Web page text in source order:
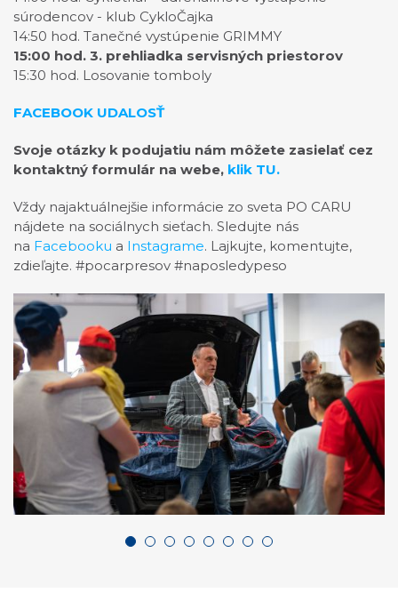
súrodencov - klub CykloČajka
14:50 hod. Tanečné vystúpenie GRIMMY
15:00 hod. 3. prehliadka servisných priestorov
15:30 hod. Losovanie tomboly
FACEBOOK UDALOSŤ
Svoje otázky k podujatiu nám môžete zasielať cez
kontaktný formulár na webe, klik TU.
Vždy najaktuálnejšie informácie zo sveta PO CARU
nájdete na sociálnych sieťach. Sledujte nás
na Facebooku a Instagrame. Lajkujte, komentujte,
zdieľajte. #pocarpresov #naposledypeso